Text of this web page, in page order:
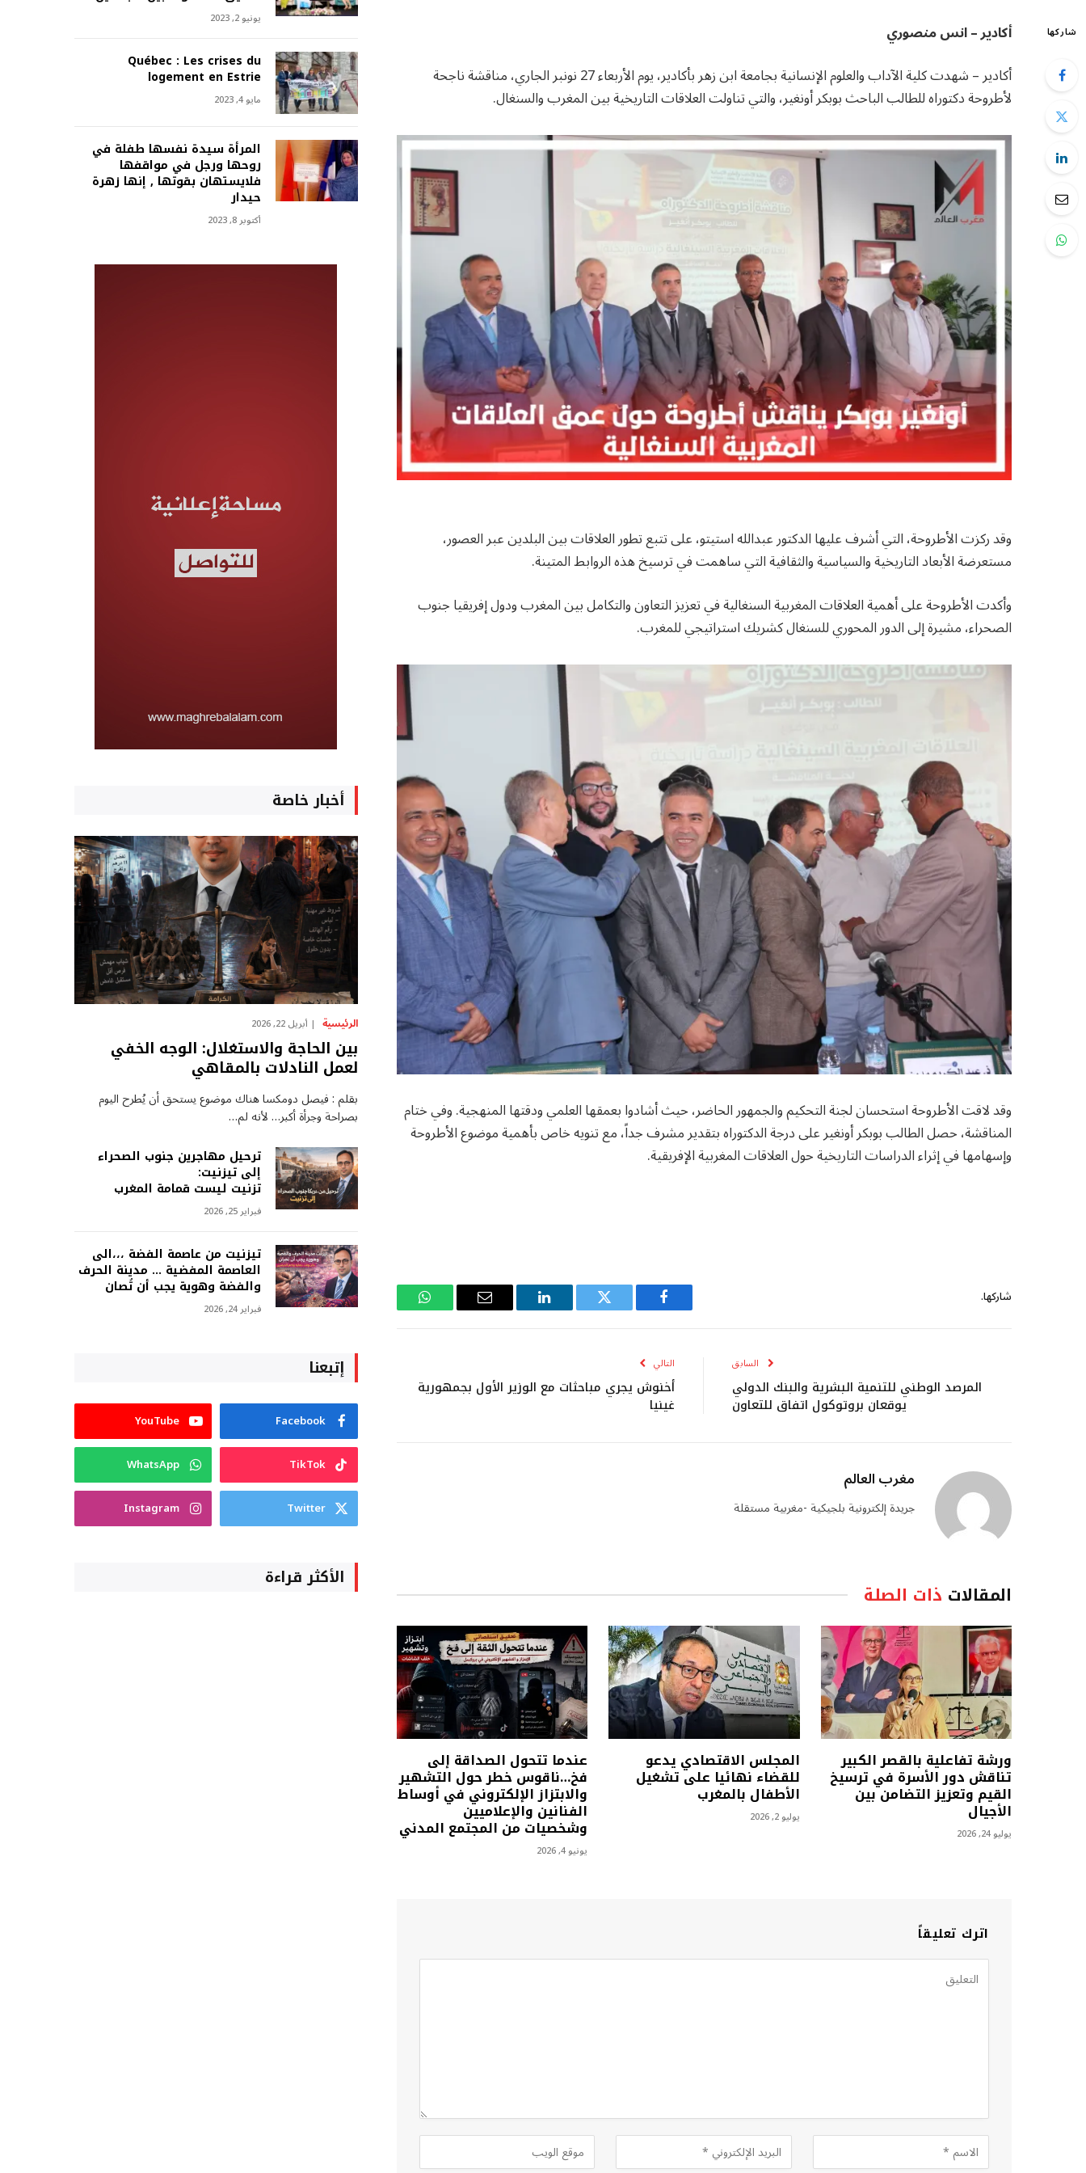
شاركها
أكادير – انس منصوري
أكادير – شهدت كلية الآداب والعلوم الإنسانية بجامعة ابن زهر بأكادير، يوم الأربعاء 27 نونبر الجاري، مناقشة ناجحة
لأطروحة دكتوراه للطالب الباحث بوبكر أونغير، والتي تناولت العلاقات التاريخية بين المغرب والسنغال.
وقد ركزت الأطروحة، التي أشرف عليها الدكتور عبدالله استيتو، على تتبع تطور العلاقات بين البلدين عبر العصور،
مستعرضة الأبعاد التاريخية والسياسية والثقافية التي ساهمت في ترسيخ هذه الروابط المتينة.
وأكدت الأطروحة على أهمية العلاقات المغربية السنغالية في تعزيز التعاون والتكامل بين المغرب ودول إفريقيا جنوب
الصحراء، مشيرة إلى الدور المحوري للسنغال كشريك استراتيجي للمغرب.
وقد لاقت الأطروحة استحسان لجنة التحكيم والجمهور الحاضر، حيث أشادوا بعمقها العلمي ودقتها المنهجية. وفي ختام
المناقشة، حصل الطالب بوبكر أونغير على درجة الدكتوراه بتقدير مشرف جداً، مع تنويه خاص بأهمية موضوع الأطروحة
وإسهامها في إثراء الدراسات التاريخية حول العلاقات المغربية الإفريقية.
شاركها.
فيسبوك تويتر لينكدإن
البريد
واتساب
السابق
المرصد الوطني للتنمية البشرية والبنك الدولي
يوقعان بروتوكول اتفاق للتعاون
التالي
أخنوش يجري مباحثات مع الوزير الأول بجمهورية
غينيا
مغرب العالم
جريدة إلكترونية بلجيكية -مغربية مستقلة
المقالات ذات الصلة
ورشة تفاعلية بالقصر الكبير
تناقش دور الأسرة في ترسيخ
القيم وتعزيز التضامن بين
الأجيال
يوليو 24, 2026
المجلس الاقتصادي يدعو
للقضاء نهائيا على تشغيل
الأطفال بالمغرب
يوليو 2, 2026
عندما تتحول الصداقة إلى
فخ…ناقوس خطر حول التشهير
والابتزاز الإلكتروني في أوساط
الفنانين والإعلاميين
وشخصيات من المجتمع المدني
يونيو 4, 2026
اترك تعليقاً
يونيو 2, 2023
Québec : Les crises du
logement en Estrie
مايو 4, 2023
المرأة سيدة نفسها طفلة في
روحها ورجل في مواقفها
فلايستهان بقوتها , إنها زهرة
حيدار
أكتوبر 8, 2023
أخبار خاصة
الرئيسية أبريل 22, 2026
بين الحاجة والاستغلال: الوجه الخفي
لعمل النادلات بالمقاهي
بقلم : فيصل دومكسا هناك موضوع يستحق أن يُطرح اليوم
بصراحة وجرأة أكبر… لأنه لم…
ترحيل مهاجرين جنوب الصحراء
إلى تيزنيت:
تزنيت ليست قمامة المغرب
فبراير 25, 2026
تيزنيت من عاصمة الفضة ،،،الى
العاصمة المفضية … مدينة الحرف
والفضة وهوية يجب أن تُصان
فبراير 24, 2026
إتبعنا
Facebook
YouTube
TikTok
WhatsApp
Twitter
Instagram
الأكثر قراءة